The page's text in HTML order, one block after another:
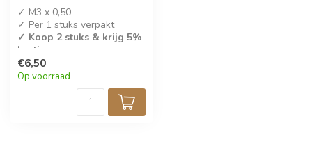
✓ M3 x 0,50
✓ Per 1 stuks verpakt
✓ Koop 2 stuks & krijg 5%
korting
✓ DIN 371
€6,50
Op voorraad